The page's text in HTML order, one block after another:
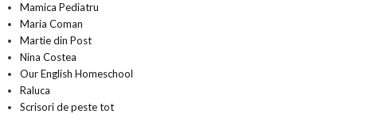
Mamica Pediatru
Maria Coman
Martie din Post
Nina Costea
Our English Homeschool
Raluca
Scrisori de peste tot